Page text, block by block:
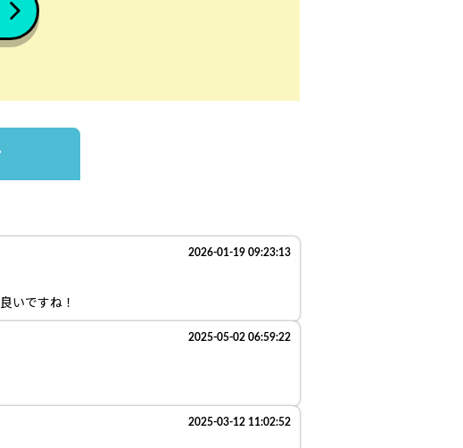
2026-01-19 09:23:13
いですね！
2025-05-02 06:59:22
2025-03-12 11:02:52